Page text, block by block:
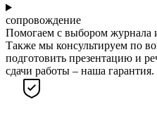
сопровождение
Помогаем с выбором журнала
Также мы консультируем по
подготовить презентацию и
сдачи работы – наша гарантия.